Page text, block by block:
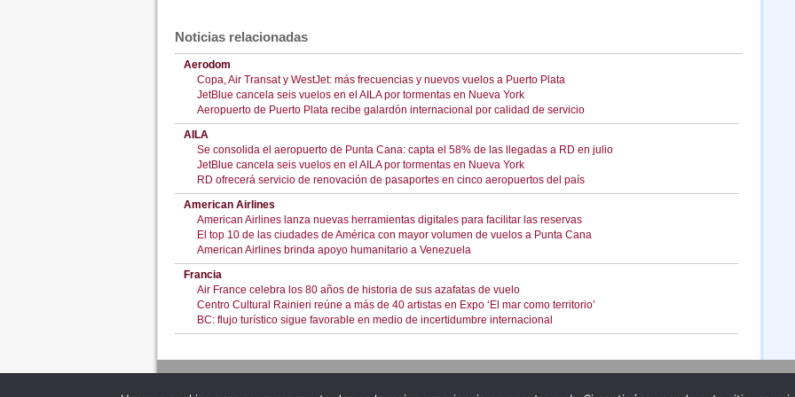
Noticias relacionadas
Aerodom
Copa, Air Transat y WestJet: más frecuencias y nuevos vuelos a Puerto Plata
JetBlue cancela seis vuelos en el AILA por tormentas en Nueva York
Aeropuerto de Puerto Plata recibe galardón internacional por calidad de servicio
AILA
Se consolida el aeropuerto de Punta Cana: capta el 58% de las llegadas a RD en julio
JetBlue cancela seis vuelos en el AILA por tormentas en Nueva York
RD ofrecerá servicio de renovación de pasaportes en cinco aeropuertos del país
American Airlines
American Airlines lanza nuevas herramientas digitales para facilitar las reservas
El top 10 de las ciudades de América con mayor volumen de vuelos a Punta Cana
American Airlines brinda apoyo humanitario a Venezuela
Francia
Air France celebra los 80 años de historia de sus azafatas de vuelo
Centro Cultural Rainieri reúne a más de 40 artistas en Expo ‘El mar como territorio’
BC: flujo turístico sigue favorable en medio de incertidumbre internacional